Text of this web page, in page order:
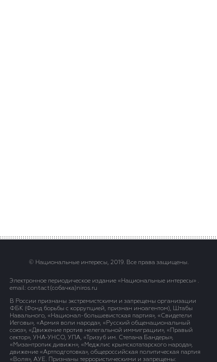
© Национальные интересы, 2019. Все права защищены.
Электронное периодическое издание «Национальные интересы» .
email: contact(сoбaчка)niros.ru
В России признаны экстремистскими и запрещены организации
ФБК (Фонд борьбы с коррупцией, признан иноагентом), Штабы
Навального, «Национал-большевистская партия», «Свидетели
Иеговы», «Армия воли народа», «Русский общенациональный
союз», «Движение против нелегальной иммиграции», «Правый
сектор», УНА-УНСО, УПА, «Тризуб им. Степана Бандеры»,
«Мизантропик дивижн», «Меджлис крымскотатарского народа»,
движение «Артподготовка», общероссийская политическая партия
«Воля», АУЕ. Признаны террористическими и запрещены: